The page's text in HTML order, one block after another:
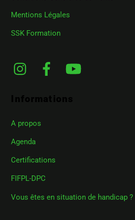
Mentions Légales
SSK Formation
Instagram
A propos
Agenda
Certifications
FIFPL-DPC
Vous êtes en situation de handicap ?